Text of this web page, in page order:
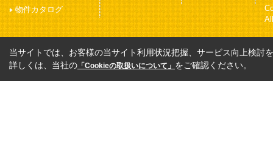
物件カタログ
当サイトでは、お客様の当サイト利用状況把握、サービス向上検討
詳しくは、当社の 「Cookieの取扱いについて」 をご確認ください。